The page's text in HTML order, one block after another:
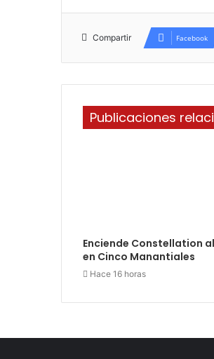
Compartir Facebook
Publicaciones
Enciende Constellation
en Cinco Manantiales
Hace 16 horas